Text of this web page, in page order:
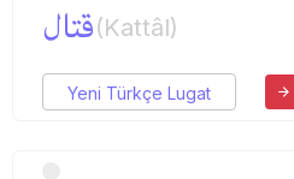
قتال(Kattâl)
Yeni Türkçe Lugat